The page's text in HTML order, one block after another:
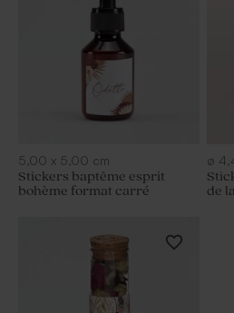
5,00 x 5,00 cm
Stickers baptême esprit
bohème format carré
ø
de